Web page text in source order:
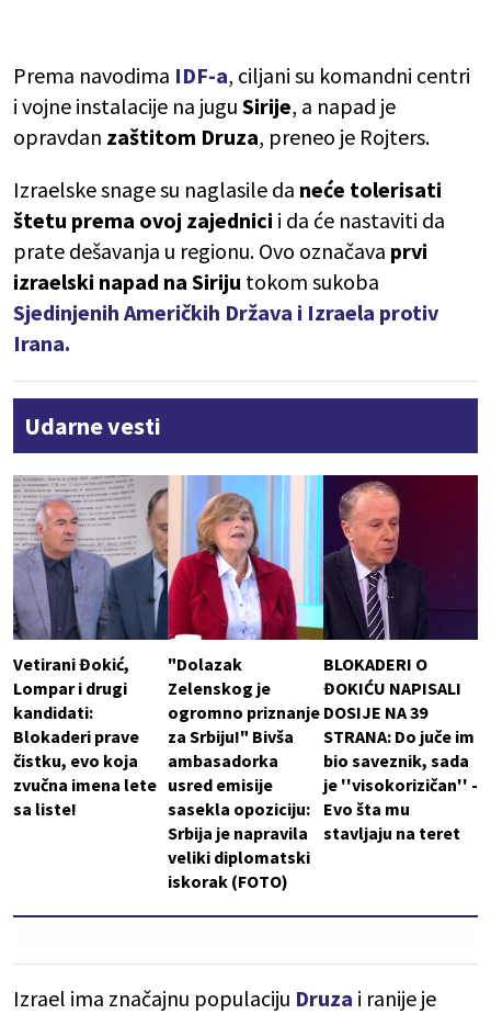
Prema navodima IDF-a, ciljani su komandni centri
i vojne instalacije na jugu Sirije, a napad je
opravdan zaštitom Druza, preneo je Rojters.
Izraelske snage su naglasile da neće tolerisati
štetu prema ovoj zajednici i da će nastaviti da
prate dešavanja u regionu. Ovo označava prvi
izraelski napad na Siriju tokom sukoba
Sjedinjenih Američkih Država i Izraela protiv
Irana.
Udarne vesti
Vetirani Đokić,
Lompar i drugi
kandidati:
Blokaderi prave
čistku, evo koja
zvučna imena lete
sa liste!
"Dolazak
Zelenskog je
ogromno priznanje
za Srbiju!" Bivša
ambasadorka
usred emisije
sasekla opoziciju:
Srbija je napravila
veliki diplomatski
iskorak (FOTO)
BLOKADERI O
ĐOKIĆU NAPISALI
DOSIJE NA 39
STRANA: Do juče im
bio saveznik, sada
je ''visokorizičan'' -
Evo šta mu
stavljaju na teret
Izrael ima značajnu populaciju Druza i ranije je